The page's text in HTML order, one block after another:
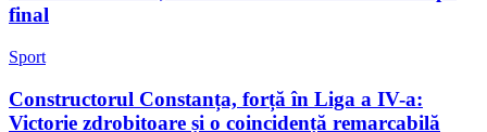
final
Sport
Constructorul Constanța, forță în Liga a IV-a:
Victorie zdrobitoare și o coincidență remarcabilă